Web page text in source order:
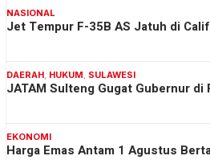
NASIONAL
Jet Tempur F-35B AS Jatuh di
DAERAH, HUKUM, SULAWESI
JATAM Sulteng Gugat Gubernur di
EKONOMI
Harga Emas Antam 1 Agustus